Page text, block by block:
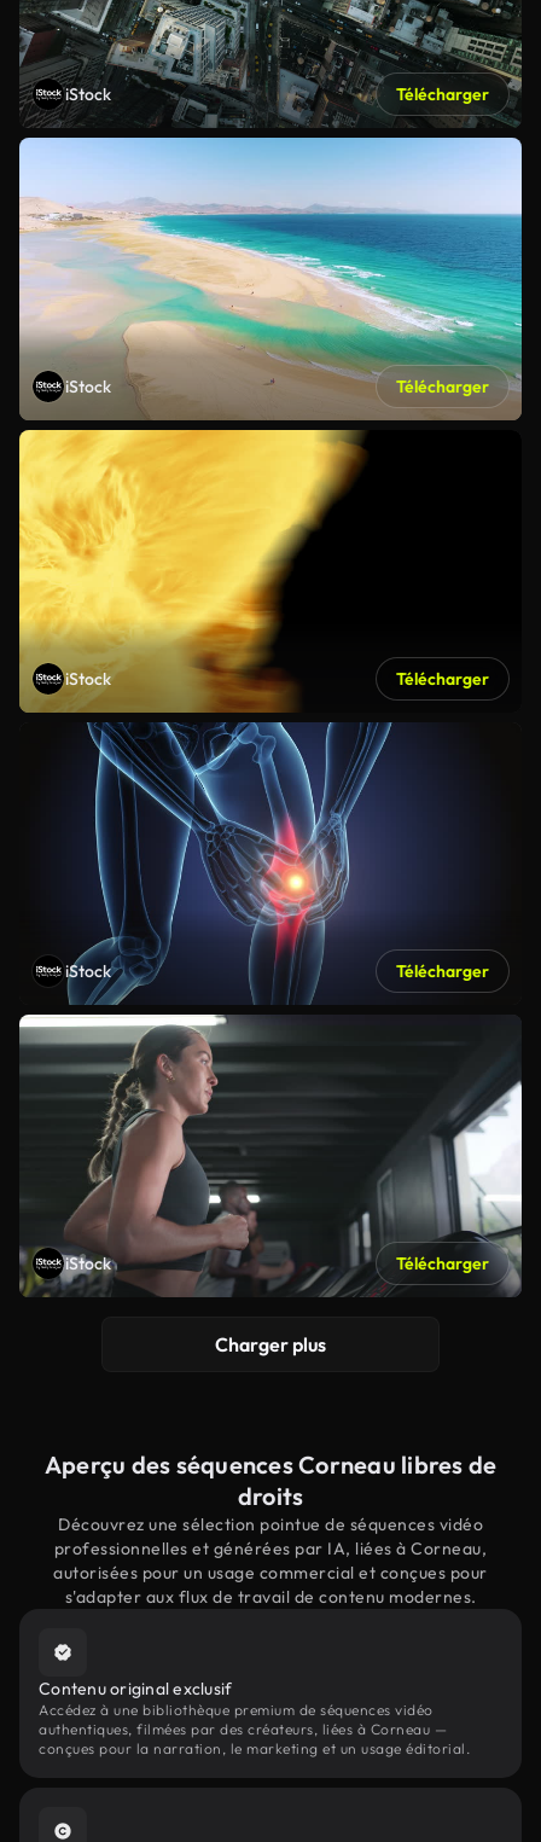
iStock Télécharger
iStock Télécharger
iStock Télécharger
iStock Télécharger
iStock Télécharger
Charger plus
Aperçu des séquences Corneau libres de
droits
Découvrez une sélection pointue de séquences vidéo
professionnelles et générées par IA, liées à Corneau,
autorisées pour un usage commercial et conçues pour
s'adapter aux flux de travail de contenu modernes.
Contenu original exclusif
Accédez à une bibliothèque premium de séquences vidéo
authentiques, filmées par des créateurs, liées à Corneau —
conçues pour la narration, le marketing et un usage éditorial.